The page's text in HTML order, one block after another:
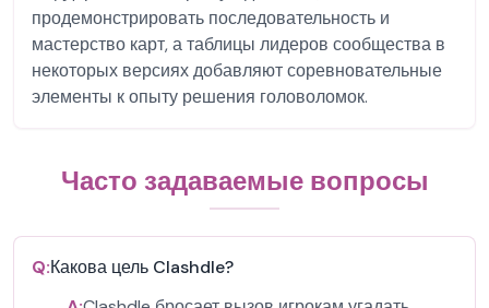
продемонстрировать последовательность и
мастерство карт, а таблицы лидеров сообщества в
некоторых версиях добавляют соревновательные
элементы к опыту решения головоломок.
Часто задаваемые вопросы
Q:Какова цель Clashdle?